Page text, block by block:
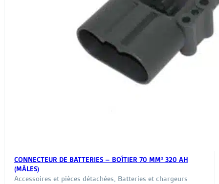
CONNECTEUR DE BATTERIES – BOÎTIER 70 MM² 320 AH
(MÂLES)
Accessoires et pièces détachées, Batteries et chargeurs